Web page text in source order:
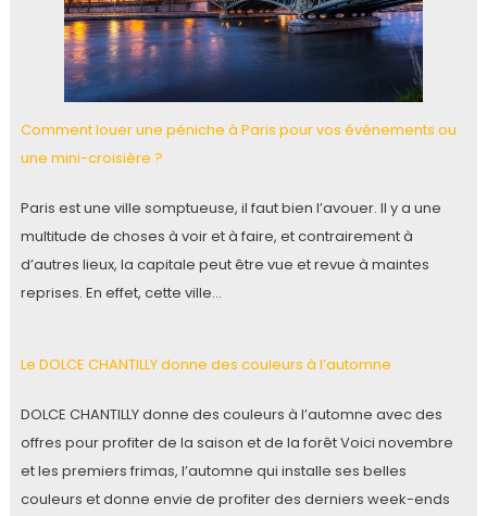
Comment louer une péniche à Paris pour vos événements ou
une mini-croisière ?
Paris est une ville somptueuse, il faut bien l’avouer. Il y a une
multitude de choses à voir et à faire, et contrairement à
d’autres lieux, la capitale peut être vue et revue à maintes
reprises. En effet, cette ville…
Le DOLCE CHANTILLY donne des couleurs à l’automne
DOLCE CHANTILLY donne des couleurs à l’automne avec des
offres pour profiter de la saison et de la forêt Voici novembre
et les premiers frimas, l’automne qui installe ses belles
couleurs et donne envie de profiter des derniers week-ends